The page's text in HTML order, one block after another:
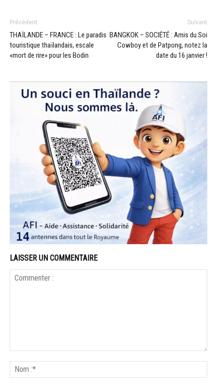
Précédent
THAÏLANDE – FRANCE : Le paradis
touristique thaïlandais, escale
«mort de rire» pour les Bodin
Suivant
BANGKOK – SOCIÉTÉ : Amis du Soi
Cowboy et de Patpong, notez la
date du 16 janvier !
LAISSER UN COMMENTAIRE